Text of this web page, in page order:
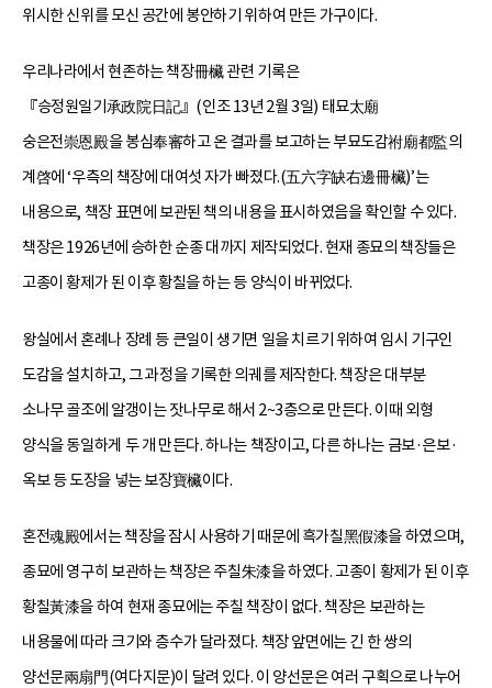
위시한 신위를 모신 공간에 봉안하기 위하여 만든 가구이다.
우리나라에서 현존하는 책장冊欌 관련 기록은
『승정원일기承政院日記』(인조 13년 2월 3일) 태묘太廟
숭은전崇恩殿을 봉심奉審하고 온 결과를 보고하는 부묘도감祔廟都監의
계啓에 ‘우측의 책장에 대여섯 자가 빠졌다.(五六字缺右邊冊欌)’는
내용으로, 책장 표면에 보관된 책의 내용을 표시하였음을 확인할 수 있다.
책장은 1926년에 승하한 순종 대까지 제작되었다. 현재 종묘의 책장들은
고종이 황제가 된 이후 황칠을 하는 등 양식이 바뀌었다.
왕실에서 혼례나 장례 등 큰일이 생기면 일을 치르기 위하여 임시 기구인
도감을 설치하고, 그 과정을 기록한 의궤를 제작한다. 책장은 대부분
소나무 골조에 알갱이는 잣나무로 해서 2~3층으로 만든다. 이때 외형
양식을 동일하게 두 개 만든다. 하나는 책장이고, 다른 하나는 금보·은보·
옥보 등 도장을 넣는 보장寶欌이다.
혼전魂殿에서는 책장을 잠시 사용하기 때문에 흑가칠黑假漆을 하였으며,
종묘에 영구히 보관하는 책장은 주칠朱漆을 하였다. 고종이 황제가 된 이후
황칠黃漆을 하여 현재 종묘에는 주칠 책장이 없다. 책장은 보관하는
내용물에 따라 크기와 층수가 달라졌다. 책장 앞면에는 긴 한 쌍의
양선문兩扇門(여다지문)이 달려 있다. 이 양선문은 여러 구획으로 나누어